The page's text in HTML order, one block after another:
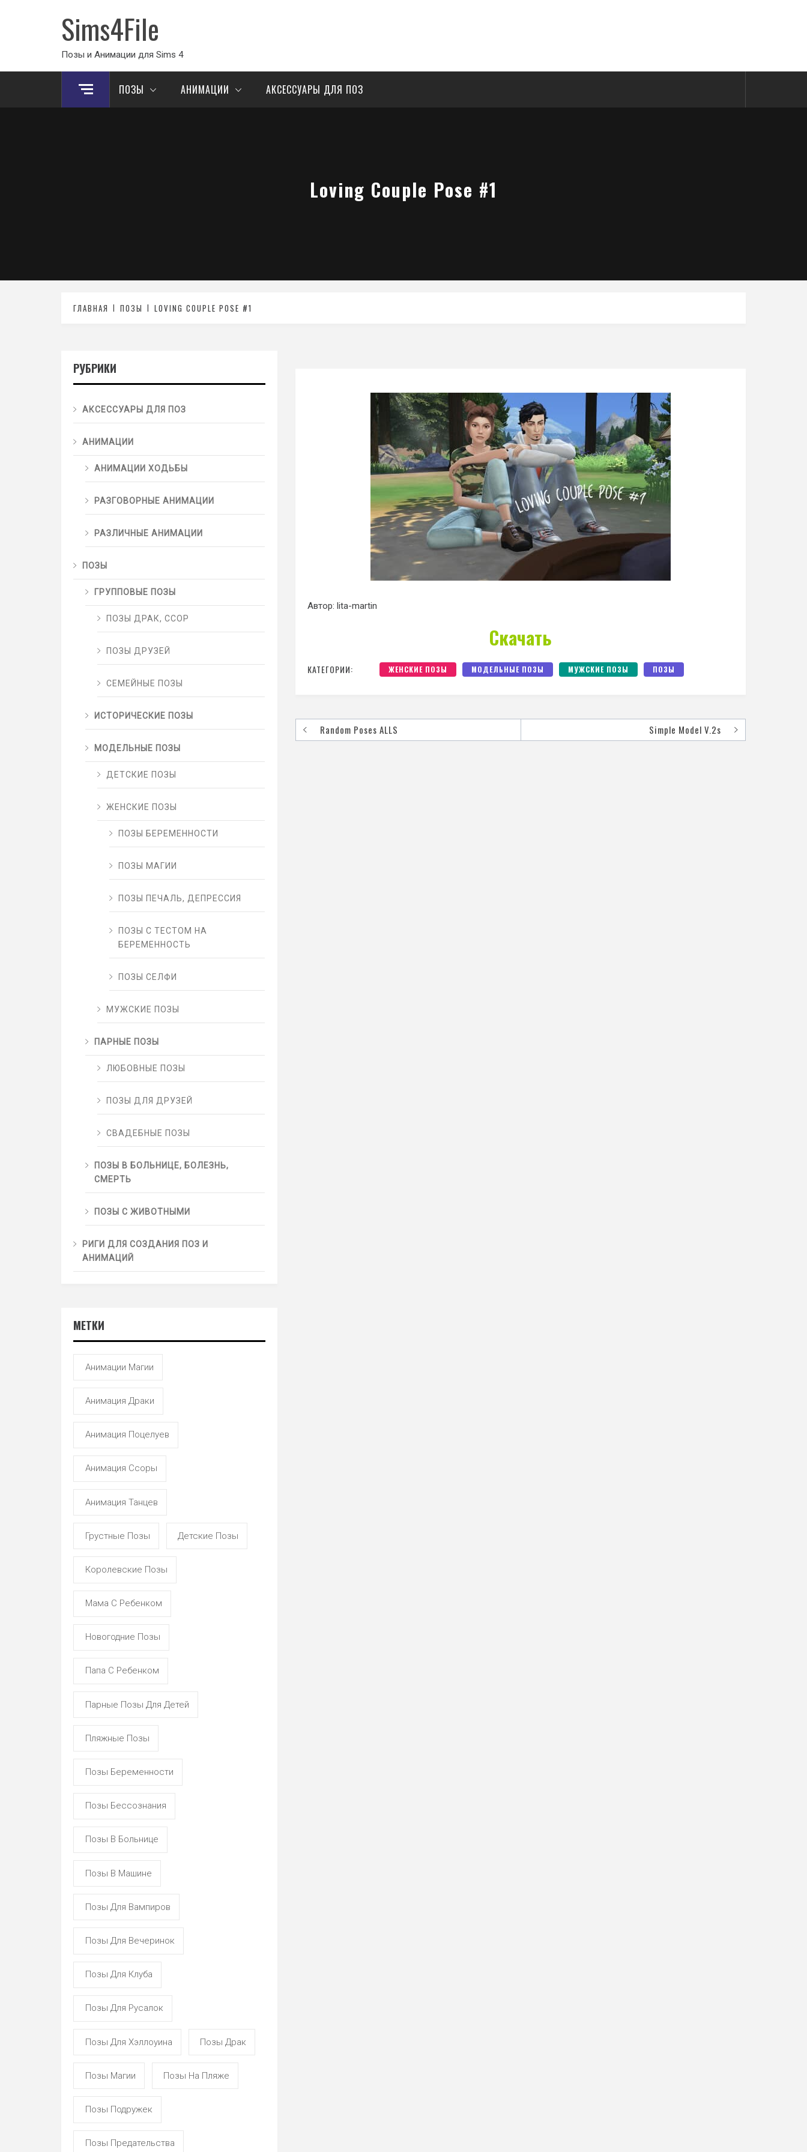
Sims4File
Позы и Анимации для Sims 4
ПОЗЫ АНИМАЦИИ АКСЕССУАРЫ ДЛЯ ПОЗ
Loving Couple Pose #1
ГЛАВНАЯ ПОЗЫ LOVING COUPLE POSE #1
Автор: lita-martin
Скачать
КАТЕГОРИИ: ЖЕНСКИЕ ПОЗЫ МОДЕЛЬНЫЕ ПОЗЫ МУЖСКИЕ ПОЗЫ ПОЗЫ
Random Poses ALLS Simple Model V.2s
РУБРИКИ
АКСЕССУАРЫ ДЛЯ ПОЗ
АНИМАЦИИ
АНИМАЦИИ ХОДЬБЫ
РАЗГОВОРНЫЕ АНИМАЦИИ
РАЗЛИЧНЫЕ АНИМАЦИИ
ПОЗЫ
ГРУППОВЫЕ ПОЗЫ
ПОЗЫ ДРАК, ССОР
ПОЗЫ ДРУЗЕЙ
СЕМЕЙНЫЕ ПОЗЫ
ИСТОРИЧЕСКИЕ ПОЗЫ
МОДЕЛЬНЫЕ ПОЗЫ
ДЕТСКИЕ ПОЗЫ
ЖЕНСКИЕ ПОЗЫ
ПОЗЫ БЕРЕМЕННОСТИ
ПОЗЫ МАГИИ
ПОЗЫ ПЕЧАЛЬ, ДЕПРЕССИЯ
ПОЗЫ С ТЕСТОМ НА
БЕРЕМЕННОСТЬ
ПОЗЫ СЕЛФИ
МУЖСКИЕ ПОЗЫ
ПАРНЫЕ ПОЗЫ
ЛЮБОВНЫЕ ПОЗЫ
ПОЗЫ ДЛЯ ДРУЗЕЙ
СВАДЕБНЫЕ ПОЗЫ
ПОЗЫ В БОЛЬНИЦЕ, БОЛЕЗНЬ,
СМЕРТЬ
ПОЗЫ С ЖИВОТНЫМИ
РИГИ ДЛЯ СОЗДАНИЯ ПОЗ И
АНИМАЦИЙ
МЕТКИ
Анимации Магии
Анимация Драки
Анимация Поцелуев
Анимация Ссоры
Анимация Танцев
Грустные Позы Детские Позы
Королевские Позы
Мама С Ребенком
Новогодние Позы
Папа С Ребенком
Парные Позы Для Детей
Пляжные Позы
Позы Беременности
Позы Бессознания
Позы В Больнице
Позы В Машине
Позы Для Вампиров
Позы Для Вечеринок
Позы Для Клуба
Позы Для Русалок
Позы Для Хэллоуина Позы Драк
Позы Магии Позы На Пляже
Позы Подружек
Позы Предательства